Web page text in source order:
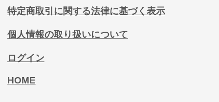
特定商取引に関する法律に基づく表示
個人情報の取り扱いについて
ログイン
HOME